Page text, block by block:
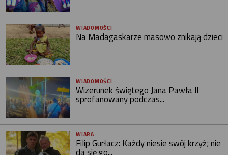
WIADOMOŚCI
Na Madagaskarze masowo znikają dzieci
WIADOMOŚCI
Wizerunek świętego Jana Pawła II
sprofanowany podczas...
WIARA
Filip Gurłacz: Każdy niesie swój krzyż; nie